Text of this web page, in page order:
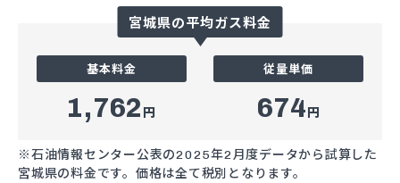
宮城県の平均ガス料金
基本料金
1,762 円
従量単価
674円
※石油情報センター公表の2025年2月度データから試算した
宮城県の料金です。価格は全て税別となります。